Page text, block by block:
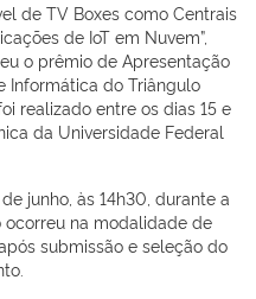
de TV Boxes como Centrais
de IoT em Nuvem”,
o prêmio de Apresentação
Informática do Triângulo
realizado entre os dias 15 e
da Universidade Federal
junho, às 14h30, durante a
ocorreu na modalidade de
submissão e seleção do